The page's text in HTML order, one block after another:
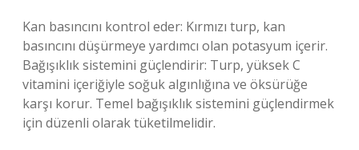
Kan basıncını kontrol eder: Kırmızı turp, kan
basıncını düşürmeye yardımcı olan potasyum içerir.
Bağışıklık sistemini güçlendirir: Turp, yüksek C
vitamini içeriğiyle soğuk algınlığına ve öksürüğe
karşı korur. Temel bağışıklık sistemini güçlendirmek
için düzenli olarak tüketilmelidir.